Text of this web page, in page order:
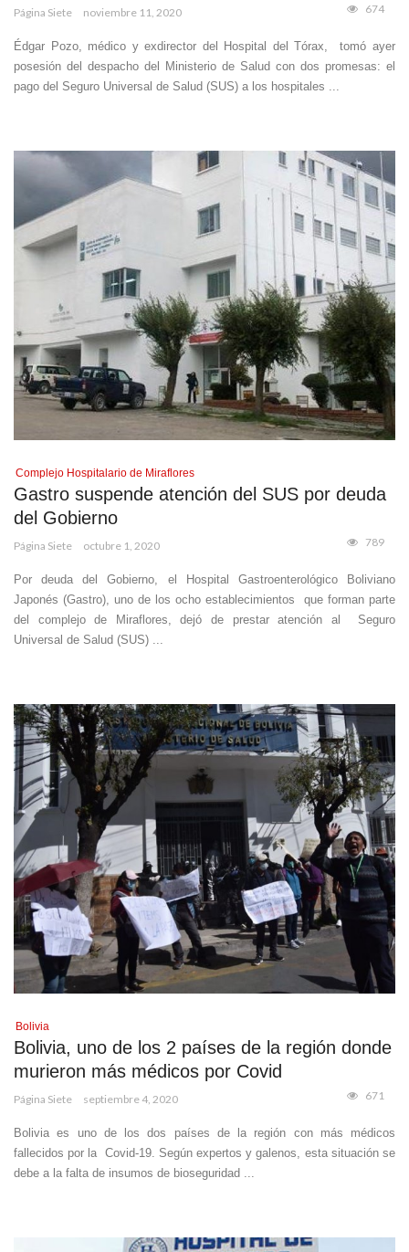
Página Siete noviembre 11, 2020 674
Édgar Pozo, médico y exdirector del Hospital del Tórax, tomó ayer
posesión del despacho del Ministerio de Salud con dos promesas: el
pago del Seguro Universal de Salud (SUS) a los hospitales ...
Complejo Hospitalario de Miraflores
Gastro suspende atención del SUS por deuda
del Gobierno
Página Siete octubre 1, 2020 789
Por deuda del Gobierno, el Hospital Gastroenterológico Boliviano
Japonés (Gastro), uno de los ocho establecimientos que forman parte
del complejo de Miraflores, dejó de prestar atención al Seguro
Universal de Salud (SUS) ...
Bolivia
Bolivia, uno de los 2 países de la región donde
murieron más médicos por Covid
Página Siete septiembre 4, 2020 671
Bolivia es uno de los dos países de la región con más médicos
fallecidos por la Covid-19. Según expertos y galenos, esta situación se
debe a la falta de insumos de bioseguridad ...